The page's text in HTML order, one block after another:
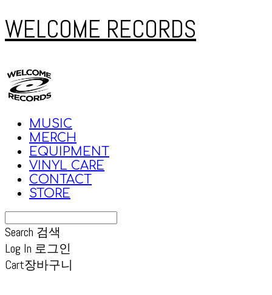
WELCOME RECORDS
MUSIC
MERCH
EQUIPMENT
VINYL CARE
CONTACT
STORE
Search 검색
Log In 로그인
Cart장바구니